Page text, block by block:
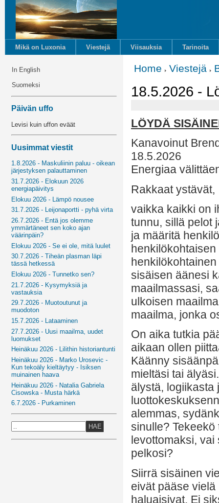
Mikä on Luxonia Viestejä Viisauksia Tarinoita
In English
Suomeksi
Päivän uffo
Levisi kuin uffon eväät
Uusimmat viestit
1.8.2026 - Maskuliinin paluu - oikean
järjestyksen palauttaminen
31.7.2026 - Elokuun 2026
energiapäivitys
Elokuu 2026 - Lämpö nousee
31.7.2026 - Leijonaportti - pyhä virta
26.7.2026 - Entä jos olemme
ymmärtäneet sen koko ajan
väärinpäin?
Elokuu 2026 - Se ei ole, mitä luulet
30.7.2026 - Tiheän plasman läpi
tässä hetkessä
Elokuu 2026 - Tunnetko sen?
21.7.2026 - Kysymyksiä ja
vastauksia
29.7.2026 - Muotoutunut ja
muodoton
15.7.2026 - Lataaminen
27.7.2026 - Uusi maailma, uudet
luomukset
Heinäkuu 2026 - Lilithin historiantunti
Heinäkuu 2026 - Marko Urosevic -
Kun tekoäly kieltäytyy - Isiksen
muinainen haava
Heinäkuu 2026 - Natalia Gabriela
Cisowska - Musta härkä
6.7.2026 - Purkaminen
HAE
Home Viestejä
18.5.2026 -
LÖYDÄ
Kanavoinut
18.5.2026
Energiaa
Rakkaat ystävät,
vaikka kaikki on
tunnu, sillä pelot
ja määritä
sisäisen äänesi
maailmassasi,
ulkoisen
maailma, jonka
On aika tutkia
aikaan ollen
Käänny
mieltäsi tai
älystä, logiikasta
alemmas,
sinulle?
levottomaksi,
pelkosi?
Siirrä sisäinen
eivät pääse
haluaisivat. Ei